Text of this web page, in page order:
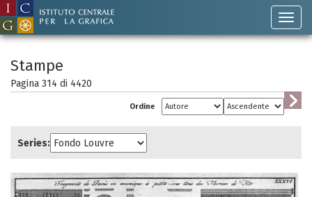
Stampe
Pagina 314 di 4420
Ordine
Series: